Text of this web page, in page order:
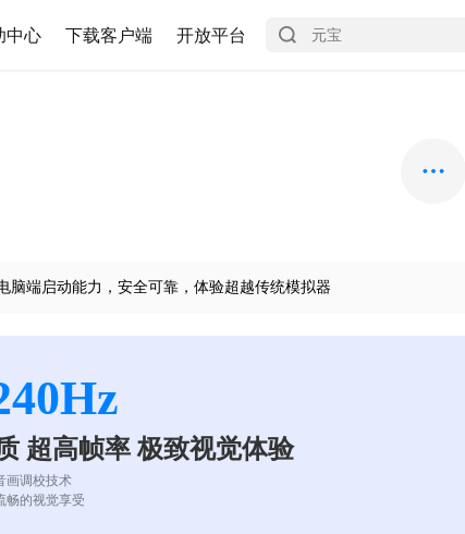
中心 下载客户端 开放平台
脑端启动能力，安全可靠，体验超越传统模拟器
超高帧率 极致视觉体验
画调校技术
畅的视觉享受